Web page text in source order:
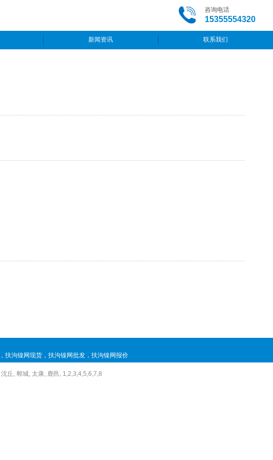
咨询电话
15355554320
新闻资讯 联系我们
， 扶沟镍网现货 ， 扶沟镍网批发 ， 扶沟镍网报价
沈丘, 郸城, 太康, 鹿邑, 1,2,3,4,5,6,7,8